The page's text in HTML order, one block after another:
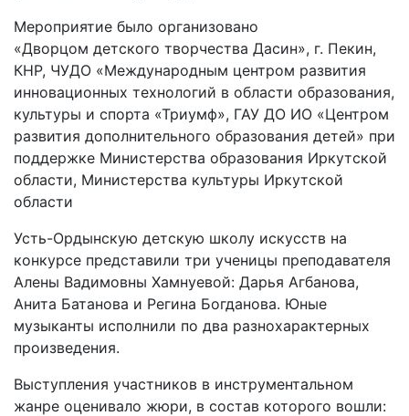
Мероприятие было организовано
«Дворцом детского творчества Дасин», г. Пекин,
КНР, ЧУДО «Международным центром развития
инновационных технологий в области образования,
культуры и спорта «Триумф», ГАУ ДО ИО «Центром
развития дополнительного образования детей» при
поддержке Министерства образования Иркутской
области, Министерства культуры Иркутской
области
Усть-Ордынскую детскую школу искусств на
конкурсе представили три ученицы преподавателя
Алены Вадимовны Хамнуевой: Дарья Агбанова,
Анита Батанова и Регина Богданова. Юные
музыканты исполнили по два разнохарактерных
произведения.
Выступления участников в инструментальном
жанре оценивало жюри, в состав которого вошли: